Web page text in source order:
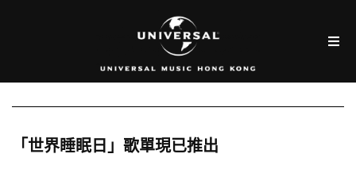
「世界睡眠日」歌單現已推出